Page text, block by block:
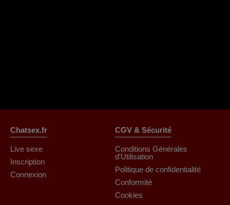
Chatsex.fr
Live sexe
Inscription
Connexion
CGV & Sécurité
Conditions Générales
d'Utilisation
Politique de confidentialité
Conformité
Cookies